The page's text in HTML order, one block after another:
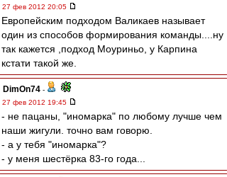
27 фев 2012 20:05
Европейским подходом Валикаев называет
один из способов формирования команды....ну
так кажется ,подход Моуриньо, у Карпина
кстати такой же.
DimOn74 -
27 фев 2012 19:45
- не пацаны, "иномарка" по любому лучше чем
наши жигули. точно вам говорю.
- а у тебя "иномарка"?
- у меня шестёрка 83-го года...